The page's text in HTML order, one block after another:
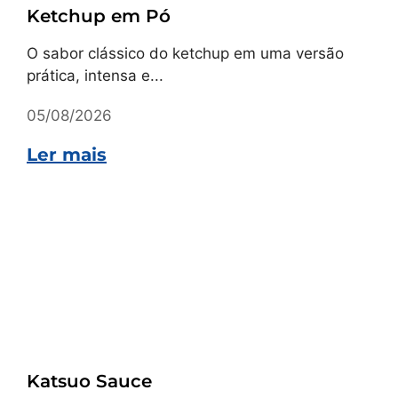
Ketchup em Pó
O sabor clássico do ketchup em uma versão
prática, intensa e...
05/08/2026
Ler mais
Katsuo Sauce